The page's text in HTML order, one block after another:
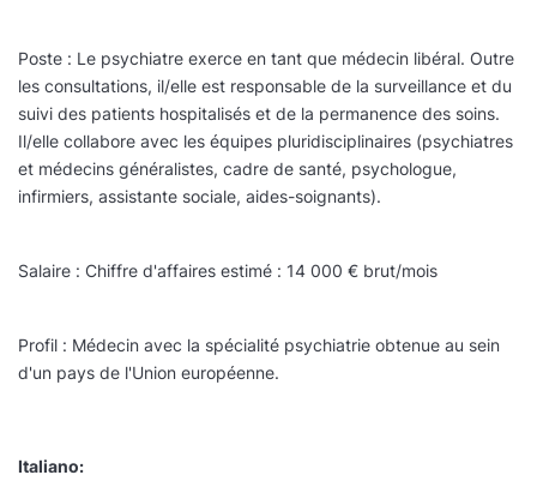
Poste : Le psychiatre exerce en tant que médecin libéral. Outre
les consultations, il/elle est responsable de la surveillance et du
suivi des patients hospitalisés et de la permanence des soins.
Il/elle collabore avec les équipes pluridisciplinaires (psychiatres
et médecins généralistes, cadre de santé, psychologue,
infirmiers, assistante sociale, aides-soignants).
Salaire : Chiffre d'affaires estimé : 14 000 € brut/mois
Profil : Médecin avec la spécialité psychiatrie obtenue au sein
d'un pays de l'Union européenne.
Italiano: